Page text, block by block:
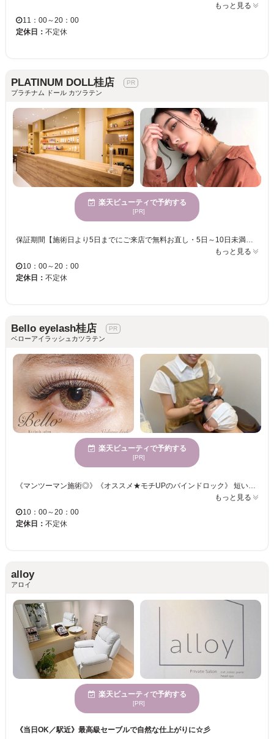
もっと見る
11：00～20：00
定休日： 不定休
PLATINUM DOLL桂店
プラチナム ドール カツラテン
楽天ビューティで予約する
[PR]
保証期間【施術日より5日までにご来店で無料お直し・5日～10日未満ご来店の場合は半額でお直し】10日以上は全額お客様負担とさせて頂きます。オフ無しの付け足しメニューの場合は自店・他店問わず保証対象外。返金制度はありません。ご了承下さい。系列店を一度ご利用頂いたお客様は顧客様料金での施術とさせて頂いております。事前のご連絡が出来ない場合がございます。ご来店の際はマスカラ・ビューラーは使用厳禁。オフ代別途770円。同時施術のメニューで予約されていない場合、同時施術は致しかねます。予約時間に遅れると施術ができない場合がございます。チケット制度廃止に伴い、系列店でご購入頂いたチケットはご使用頂けないのでご了承下さい。ご予約状況によってはお日にち又はお時間のご変更をお願いさせて頂く場合がございます。 【キャンセルポリシー】(税込)当日時間変更550円(15分以上の遅刻は550円)、当日キャンセル1650円(営業時間内の連絡のみ)※営業時間外は1100円、無断キャンセル2200円
もっと見る
10：00～20：00
定休日： 不定休
Bello eyelash桂店
ベローアイラッシュカツラテン
楽天ビューティで予約する
[PR]
《マンツーマン施術◎》《オススメ★モチUPのバインドロック》 短い、クセがある、下向きなど、ボリュームがない・・・様々なまつ毛のお悩みをお聞かせください！！ マツエク初めての方！苦手な方！それぞれに合わせたメニューをご用意しております！！ 「パリジェンヌ」「アイブロウワックス脱毛」「カラーバインドロック100束◇」 お客様の理想を叶えるため、種類豊富にメニューをご用意しております♪ 忙しい日々を忘れてゆったりまったりまつエク体験をしませんか？
もっと見る
10：00～20：00
定休日： 不定休
alloy
アロイ
楽天ビューティで予約する
[PR]
《当日OK／駅近》最高級セーブルで自然な仕上がりに☆彡